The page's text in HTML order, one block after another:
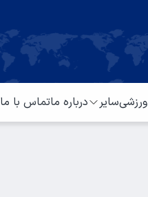
ورزشیسایر درباره ماتماس با ما